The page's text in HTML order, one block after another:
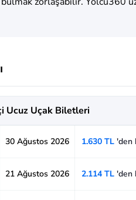
Ucuz Uçak Biletleri
30 Ağustos 2026 1.630 TL'den
21 Ağustos 2026 2.114 TL'den